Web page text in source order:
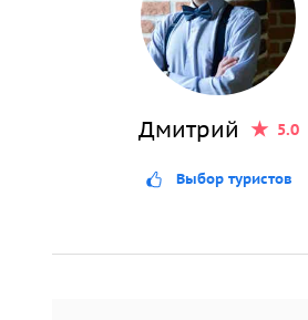
Дмитрий 5.0
Выбор туристов